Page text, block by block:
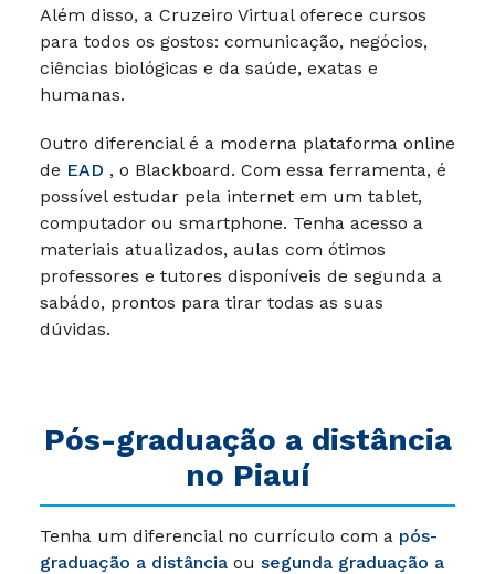
Além disso, a Cruzeiro Virtual oferece cursos
para todos os gostos: comunicação, negócios,
ciências biológicas e da saúde, exatas e
humanas.
Outro diferencial é a moderna plataforma online
de EAD , o Blackboard. Com essa ferramenta, é
possível estudar pela internet em um tablet,
computador ou smartphone. Tenha acesso a
materiais atualizados, aulas com ótimos
professores e tutores disponíveis de segunda a
sabádo, prontos para tirar todas as suas
dúvidas.
Pós-graduação a distância
no Piauí
Tenha um diferencial no currículo com a pós-
graduação a distância ou segunda graduação a